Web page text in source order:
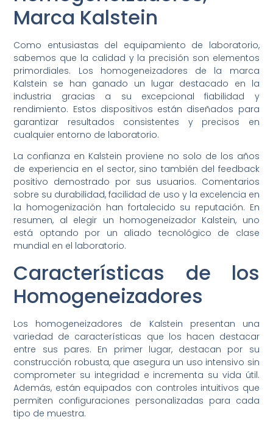
Marca Kalstein
Como entusiastas del equipamiento de laboratorio,
sabemos que la calidad y la precisión son elementos
primordiales. Los homogeneizadores de la marca
Kalstein se han ganado un lugar destacado en la
industria gracias a su excepcional fiabilidad y
rendimiento. Estos dispositivos están diseñados para
garantizar resultados consistentes y precisos en
cualquier entorno de laboratorio.
La confianza en Kalstein proviene no solo de los años
de experiencia en el sector, sino también del feedback
positivo demostrado por sus usuarios. Comentarios
sobre su durabilidad, facilidad de uso y la excelencia en
la homogenización han fortalecido su reputación. En
resumen, al elegir un homogeneizador Kalstein, uno
está optando por un aliado tecnológico de clase
mundial en el laboratorio.
Características de los
Homogeneizadores
Los homogeneizadores de Kalstein presentan una
variedad de características que los hacen destacar
entre sus pares. En primer lugar, destacan por su
construcción robusta, que asegura un uso intensivo sin
comprometer su integridad e incrementa su vida útil.
Además, están equipados con controles intuitivos que
permiten configuraciones personalizadas para cada
tipo de muestra.